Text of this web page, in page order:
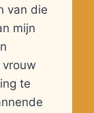
van die
mijn
te